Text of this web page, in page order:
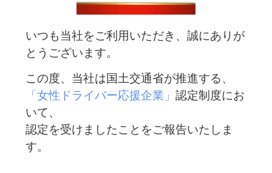
いつも当社をご利用いただき、誠にありが
とうございます。
この度、当社は国土交通省が推進する、
「女性ドライバー応援企業」認定制度にお
いて、
認定を受けましたことをご報告いたしま
す。